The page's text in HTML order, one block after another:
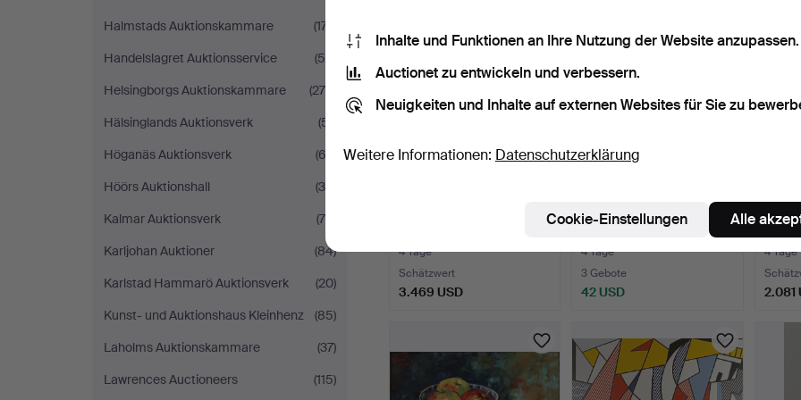
Halmstads Auktionskammare
(177)
Handelslagret Auktionsservice
(56)
Helsingborgs Auktionskammare
(276)
Hälsinglands Auktionsverk
(51)
Höganäs Auktionsverk
(62)
Höörs Auktionshall
(36)
Kalmar Auktionsverk
(78)
Karljohan Auktioner
(84)
Karlstad Hammarö Auktionsverk
(20)
Kunst- und Auktionshaus Kleinhenz
(85)
Laholms Auktionskammare
(37)
Lawrences Auctioneers
(115)
Blumenstilllebe…
4 Tage
Schätzwert
3.469 USD
WALDENBURG,
HERMANN. Ohne Titel,
Acrylfarb…
4 Tage
3 Gebote
42 USD
bra…
4 Tage
2.081
Inhalte und Funktionen an Ihre Nutzung der Website anzupassen.
Auctionet zu entwickeln und verbessern.
Neuigkeiten und Inhalte auf externen Websites für Sie zu
Weitere Informationen: Datenschutzerklärung
Cookie-Einstellungen Alle